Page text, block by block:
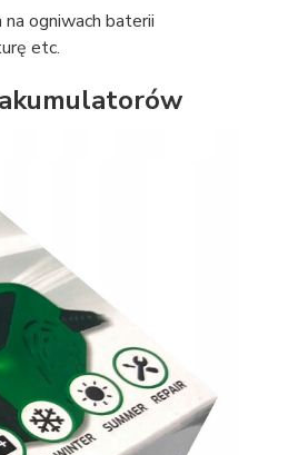
ogniwach baterii
etc.
akumulatorów